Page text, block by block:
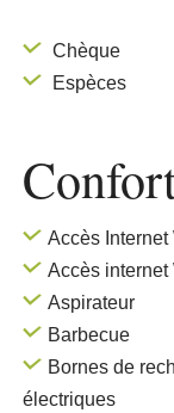
Chèque
Espèces
Accès Internet
Accès internet
Aspirateur
Barbecue
Bornes de
électriques